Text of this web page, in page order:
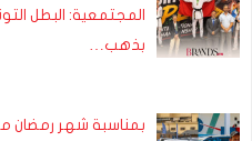
المجتمعية: البطل
بذهب…